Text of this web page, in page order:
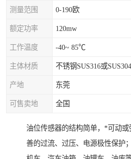
测量范围 0-190欧
额定功率 120mw
工作温度 -40~ 85℃
主体材质 不锈钢SUS316或SUS304
产地 东莞
可售卖地 全国
油位传感器的结构简单，*可动
善的过流、过压、电源极性保护